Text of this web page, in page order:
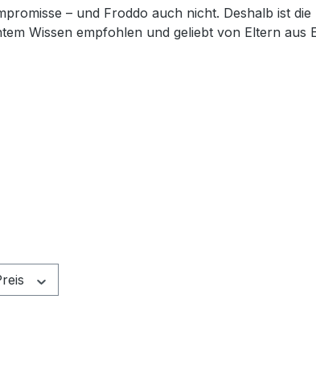
– und Froddo auch nicht. Deshalb ist
Wissen empfohlen und geliebt von Eltern aus